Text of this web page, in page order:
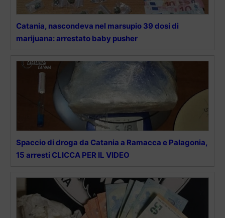
Catania, nascondeva nel marsupio 39 dosi di
marijuana: arrestato baby pusher
Spaccio di droga da Catania a Ramacca e Palagonia,
15 arresti CLICCA PER IL VIDEO